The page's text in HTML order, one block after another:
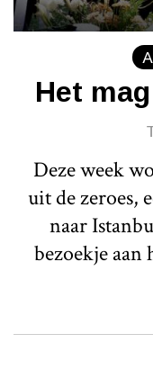
Het
Deze week
uit de zeroes,
naar
bezoekje aan